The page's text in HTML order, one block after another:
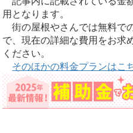
用となります。
街の屋根やさんでは無料で
で、現在の詳細な費用をお求
ください。
そのほかの料金プランはこ